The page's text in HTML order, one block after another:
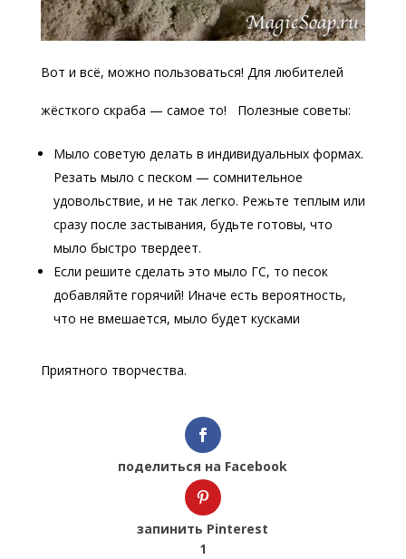
Вот и всё, можно пользоваться! Для любителей
жёсткого скраба — самое то! Полезные советы:
Мыло советую делать в индивидуальных формах.
Резать мыло с песком — сомнительное
удовольствие, и не так легко. Режьте теплым или
сразу после застывания, будьте готовы, что
мыло быстро твердеет.
Если решите сделать это мыло ГС, то песок
добавляйте горячий! Иначе есть вероятность,
что не вмешается, мыло будет кусками
Приятного творчества.
поделиться на Facebook
запинить Pinterest
1